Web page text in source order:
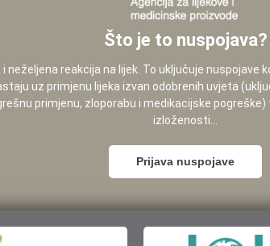
Što je to nuspojava?
neželjena reakcija na lijek. To uključuje nuspojave
uz primjenu lijeka izvan odobrenih uvjeta
primjenu, zloporabu i medikacijske
izloženosti...
Prijava nuspojave